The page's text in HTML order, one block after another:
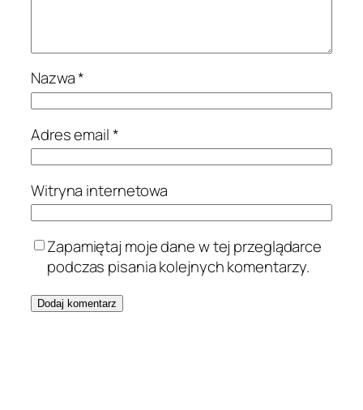
Nazwa*
Adres email*
Witryna internetowa
Zapamiętaj moje dane w tej przeglądarce
podczas pisania kolejnych komentarzy.